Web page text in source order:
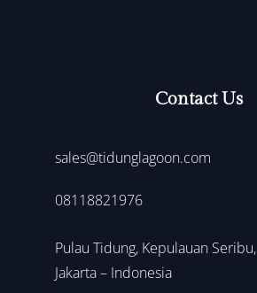
Contact Us
sales@tidunglagoon.com
08118821976
Pulau Tidung, Kepulauan Seribu,
Jakarta – Indonesia